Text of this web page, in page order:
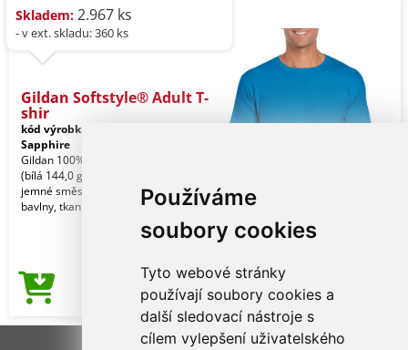
Používáme
soubory cookies
Tyto webové stránky
používají soubory cookies a
další sledovací nástroje s
cílem vylepšení uživatelského
Skladem: 2.967 ks
- v ext. skladu: 360 ks
Gildan Softstyle® Adult T-
shir
kód výrobku:
Sapphire
Gildan 100% U.S. bavlna, 153,0 g/m2
(bílá 144,0 g/m2). Vyrobeno z naší
jemné směsi bavlny Ringspun a
bavlny, tkanina s v
Cena od69,15Kč